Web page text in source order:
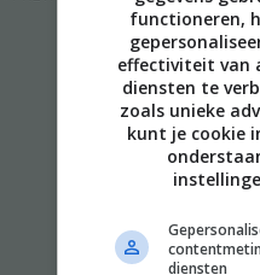
functioneren,
effectiviteit van
diensten te
zoals unieke
kunt je cookie
diensten